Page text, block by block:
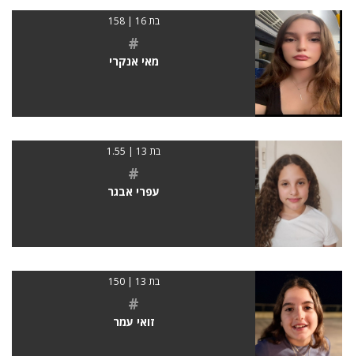
בת 16 | 158
#
מאי אנקרי
בת 13 | 1.55
#
עפרי אבגר
בת 13 | 150
#
זואי עמר